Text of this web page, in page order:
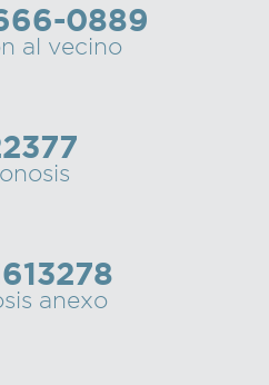
0889
al vecino
anexo